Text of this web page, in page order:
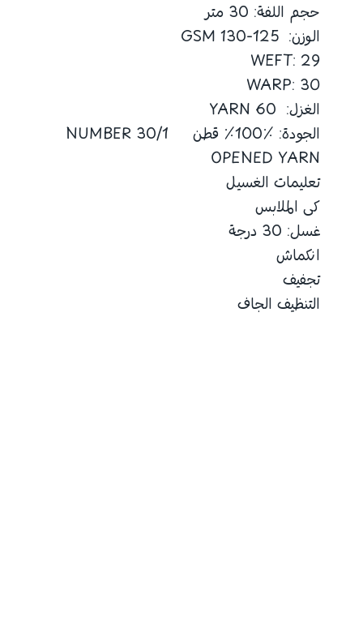
حجم اللفة: 30 متر
الوزن: 125-130 GSM
WEFT: 29
WARP: 30
الغزل: 60 YARN
الجودة: ٪100٪ قطن 30/1 NUMBER
OPENED YARN
تعليمات الغسيل
كى الملابس
غسل: 30 درجة
انكماش
تجفيف
التنظيف الجاف